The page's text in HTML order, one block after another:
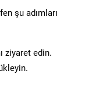
şu adımları
ziyaret edin.